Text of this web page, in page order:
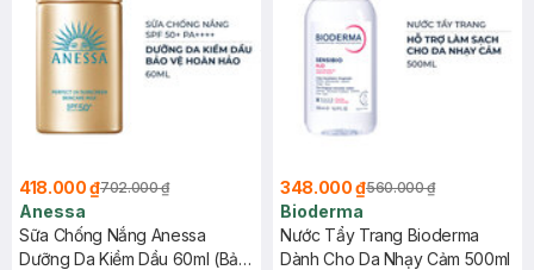
418.000 ₫702.000 ₫
Anessa
Sữa Chống Nắng Anessa
Dưỡng Da Kiềm Dầu 60ml (Bản
348.000 ₫560.000 ₫
Bioderma
Nước Tẩy Trang Bioderma
Dành Cho Da Nhạy Cảm 500ml